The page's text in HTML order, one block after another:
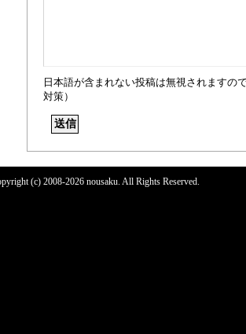
日本語が含まれない投稿は無視されますの
対策）
(c) 2008-2026 nousaku. All Rights Reserved.